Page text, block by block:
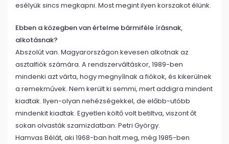
esélyük sincs megkapni. Most megint ilyen korszakot élünk.
Ebben a közegben van értelme bármiféle írásnak,
alkotásnak?
Abszolút van. Magyarországon kevesen alkotnak az
asztalfiók számára. A rendszerváltáskor, 1989-ben
mindenki azt várta, hogy megnyílnak a fiókok, és kikerülnek
a remekművek. Nem került ki semmi, mert addigra mindent
kiadtak. Ilyen-olyan nehézségekkel, de előbb-utóbb
mindenkit kiadtak. Egyetlen költő volt betiltva, viszont őt
sokan olvasták szamizdatban: Petri György.
Hamvas Bélát, aki 1968-ban halt meg, még 1985-ben